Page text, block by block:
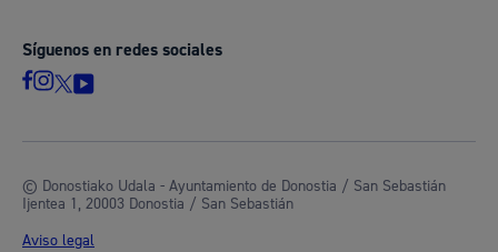
Síguenos en redes sociales
© Donostiako Udala - Ayuntamiento de Donostia / San Sebastián
Ijentea 1, 20003 Donostia / San Sebastián
Aviso legal